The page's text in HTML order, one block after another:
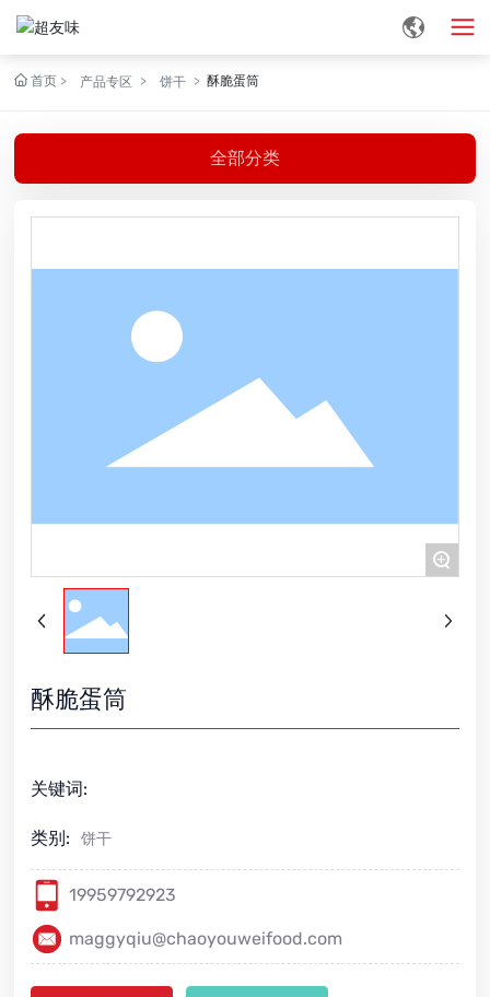
首页 产品专区 饼干 酥脆蛋筒
全部分类
+
酥脆蛋筒
关键词:
类别: 饼干
19959792923
maggyqiu@chaoyouweifood.com